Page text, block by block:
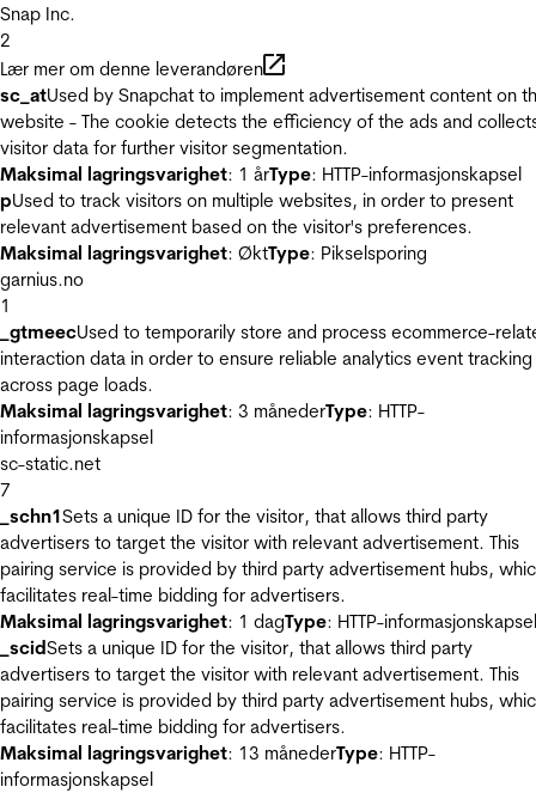
Snap Inc.
2
Lær mer om denne leverandøren
sc_atUsed by Snapchat to implement advertisement content on
website - The cookie detects the efficiency of the ads and
visitor data for further visitor segmentation.
Maksimal lagringsvarighet: 1 årType: HTTP-informasjonskapsel
pUsed to track visitors on multiple websites, in order to present
relevant advertisement based on the visitor's preferences.
Maksimal lagringsvarighet: ØktType: Pikselsporing
garnius.no
1
_gtmeecUsed to temporarily store and process ecommerce-
interaction data in order to ensure reliable analytics event tracking
across page loads.
Maksimal lagringsvarighet: 3 månederType: HTTP-
informasjonskapsel
sc-static.net
7
_schn1Sets a unique ID for the visitor, that allows third party
advertisers to target the visitor with relevant advertisement. This
pairing service is provided by third party advertisement hubs,
facilitates real-time bidding for advertisers.
Maksimal lagringsvarighet: 1 dagType: HTTP-informasjonskapsel
_scidSets a unique ID for the visitor, that allows third party
advertisers to target the visitor with relevant advertisement. This
pairing service is provided by third party advertisement hubs,
facilitates real-time bidding for advertisers.
Maksimal lagringsvarighet: 13 månederType: HTTP-
informasjonskapsel